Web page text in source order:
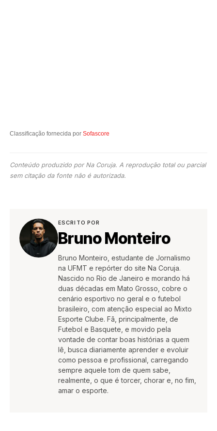
Classificação fornecida por Sofascore
Conteúdo produzido por Na Coruja. A reprodução total ou parcial
sem citação da fonte não é autorizada.
ESCRITO POR
Bruno Monteiro
Bruno Monteiro, estudante de Jornalismo
na UFMT e repórter do site Na Coruja.
Nascido no Rio de Janeiro e morando há
duas décadas em Mato Grosso, cobre o
cenário esportivo no geral e o futebol
brasileiro, com atenção especial ao Mixto
Esporte Clube. Fã, principalmente, de
Futebol e Basquete, e movido pela
vontade de contar boas histórias a quem
lê, busca diariamente aprender e evoluir
como pessoa e profissional, carregando
sempre aquele tom de quem sabe,
realmente, o que é torcer, chorar e, no fim,
amar o esporte.